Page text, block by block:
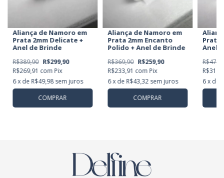
Aliança de Namoro em
Prata 2mm Delicate +
Anel de Brinde
R$389,90 R$299,90
R$269,91 com Pix
6x de R$49,98 sem juros
COMPRAR
Aliança de Namoro em
Prata 2mm Encanto
Polido + Anel de Brinde
R$369,90 R$259,90
R$233,91 com Pix
6x de R$43,32 sem juros
COMPRAR
Prata
Anel
6 x de